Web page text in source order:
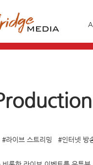
라이브 스트리밍 #인터넷 방